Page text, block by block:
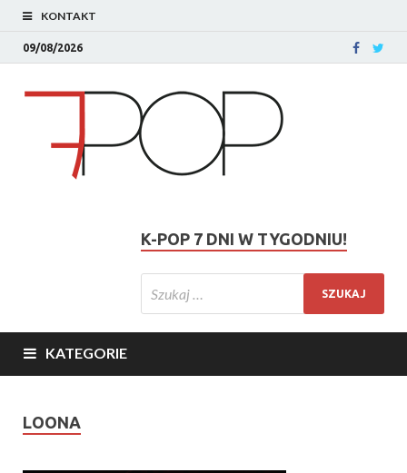
KONTAKT
09/08/2026
K-POP 7 DNI W TYGODNIU!
KATEGORIE
LOONA